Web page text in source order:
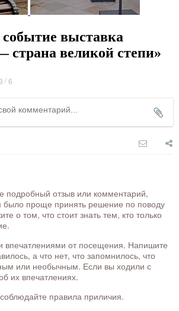
выставка
страна великой степи»
/6
подробный отзыв или комментарий,
проще принять решение по поводу
о том, что стоит знать тем, кто только
впечатлениями от посещения. Напишите
а что нет, что запомнилось, что
или необычным. Если вы ходили с
их впечатлениях.
правила приличия.